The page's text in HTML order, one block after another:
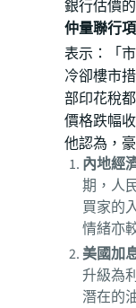
銀行估價
仲量聯行
表示：「
冷卻樓市
部印花稅
價格跌幅
他認為，
內地經
期，人
買家的
情緒亦
美國加
升級為
潛在的